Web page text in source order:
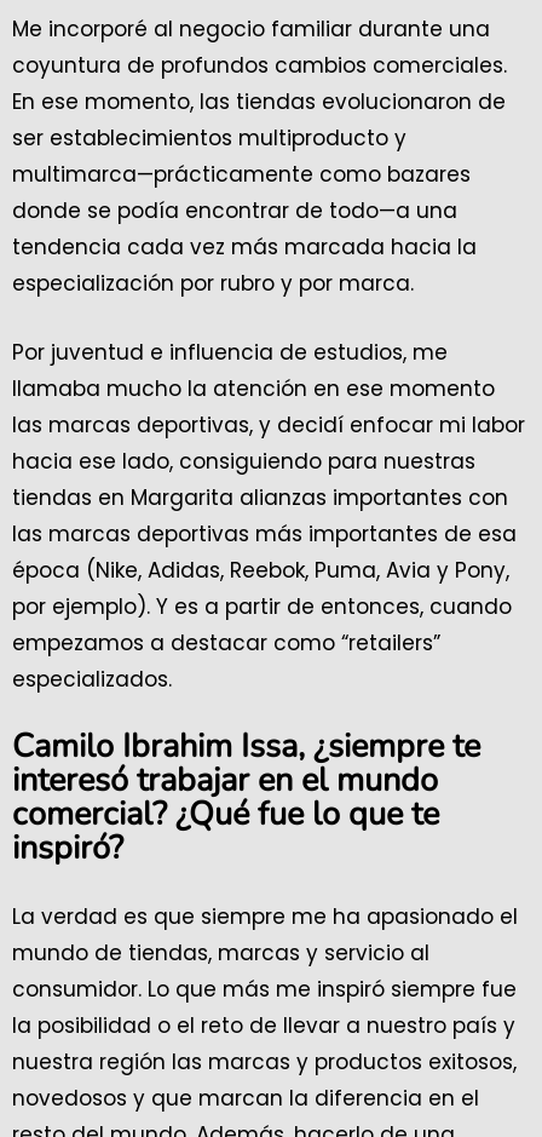
Me incorporé al negocio familiar durante una
coyuntura de profundos cambios comerciales.
En ese momento, las tiendas evolucionaron de
ser establecimientos multiproducto y
multimarca—prácticamente como bazares
donde se podía encontrar de todo—a una
tendencia cada vez más marcada hacia la
especialización por rubro y por marca.
Por juventud e influencia de estudios, me
llamaba mucho la atención en ese momento
las marcas deportivas, y decidí enfocar mi labor
hacia ese lado, consiguiendo para nuestras
tiendas en Margarita alianzas importantes con
las marcas deportivas más importantes de esa
época (Nike, Adidas, Reebok, Puma, Avia y Pony,
por ejemplo). Y es a partir de entonces, cuando
empezamos a destacar como “retailers”
especializados.
Camilo Ibrahim Issa, ¿siempre te
interesó trabajar en el mundo
comercial? ¿Qué fue lo que te
inspiró?
La verdad es que siempre me ha apasionado el
mundo de tiendas, marcas y servicio al
consumidor. Lo que más me inspiró siempre fue
la posibilidad o el reto de llevar a nuestro país y
nuestra región las marcas y productos exitosos,
novedosos y que marcan la diferencia en el